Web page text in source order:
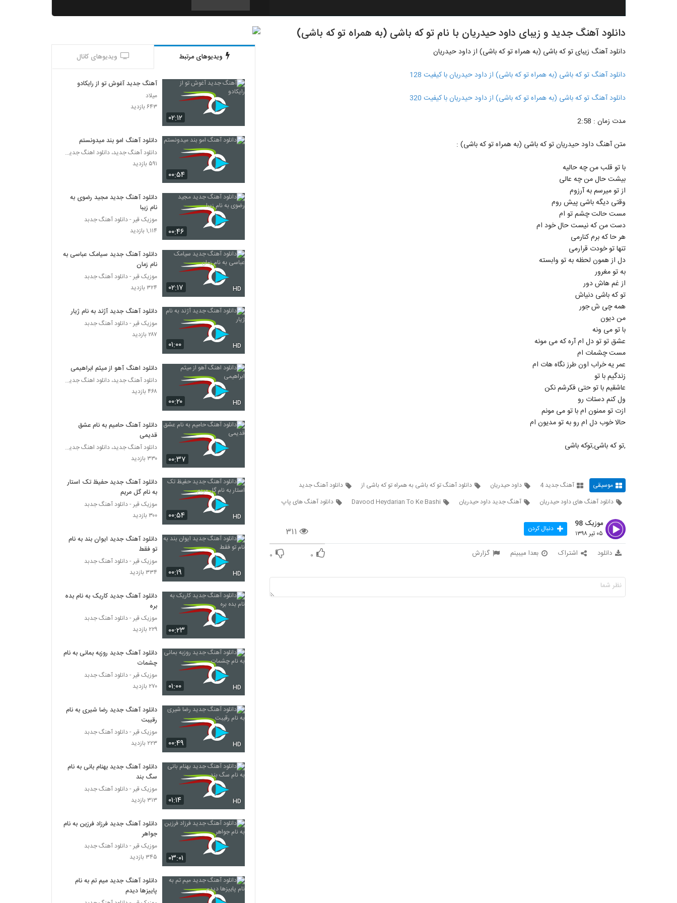
4311
آهنگ مهدی محمدولی بنام حیف
Arman Azmand Baziche
۲۸۸ بازدید
دانلود آهنگ وای از علیرضا داوری
۳۰۷ بازدید
Havaset Nist)
۲۵۸ بازدید
موزیک زیبای حس ناب از ناصر محمدی
۳۹۵ بازدید
موزیک زیبای دکترای دلبری از دادار بند
بهنام قلی پور آهنگ خدا
۳۲۴ بازدید
دانلود آهنگ جدید و زیبای بهنام قلی پور با نام
۲۷۹ بازدید
موزیک زیبای خانواده از علی پرویزی
۲۸۹ بازدید
amir ali Bayad Beri
۳۴۴ بازدید
۳۱۸ بازدید
Dj Amir Pasha Behtar Az To
۲۸۲ بازدید
آهنگ نفهمیدم چی شد از مهرشاد(پاپ)
۵۳۷ بازدید
بهزاد لیتو آهنگ بز جیبت (به همراه سپهر خلسه)
۶۹۹ بازدید
آهنگ رضا یزدانی بنام حقم نبود
۳۹۶ بازدید
آهنگ گرشا رضایی بنام دیوونه ی دیوونه
۶۰۶ بازدید
Hajian Cheshaye Naz)
۳۹۴ بازدید
آهنگ احسان مهدیان بنام دیروز
۲۸۱ بازدید
امیر تفریط آهنگ عشق منی
آهنگ معین راهبر بنام یه نفر تو زندگیمه
۴۷۰ بازدید
دانلود آهنگ جدید و زیبای مرتضی فاضل با نام
فرصت
دانلود آهنگ جدید و زیبای داود حیدریان با نام تو که باشی (به همراه تو که باشی)
دانلود آهنگ زیبای تو که باشی (به همراه تو که باشی) از داود حیدریان
دانلود آهنگ تو که باشی (به همراه تو که باشی) از داود حیدریان با کیفیت 128
دانلود آهنگ تو که باشی (به همراه تو که باشی) از داود حیدریان با کیفیت 320
مدت زمان : 2:58
متن آهنگ داود حیدریان تو که باشی (به همراه تو که باشی) :
با تو قلب من چه حالیه
بیشت حال من چه عالی
از تو میرسم به آرزوم
وقتی دیگه باشی پیش روم
مست حالت چشم تو ام
دست من که نیست حال خود ام
هر حا که برم کنارمی
تنها تو خودت قرارمی
دل از همون لحظه به تو وابسته
به تو مغرور
از غم هاش دور
تو که باشی دنیاش
همه چی ش جور
من دیون
با تو می ونه
عشق تو تو دل ام آره که می مونه
مست چشمات ام
عمر یه خراب اون طرز نگاه هات ام
زندگیم با تو
عاشقیم با تو حتی فکرشم نکن
ول کنم دستات رو
ازت تو ممنون ام با تو می مونم
حالا خوب دل ام رو به تو مدیون ام
,تو که باشی,توکه باشی
موسیقی آهنگ جدید 4 داود حیدریان دانلود آهنگ تو که باشی به همراه تو که باشی از
دانلود آهنگ جدید
دانلود آهنگ های داود حیدریان
آهنگ جدید داود حیدریان Davood Heydarian To Ke Bashi دانلود آهنگ های پاپ
۳۱۱
موزیک 98
۰۵ تیر ۱۳۹۸ دنبال کردن
دانلود اشتراک بعدا میبینم گزارش ۰ ۰
ویدیوهای مرتبط ویدیوهای کانال
۰۲:۱۲
آهنگ جدید آغوش تو از رایکادو
میلاد
۶۴۳ بازدید
۰۰:۵۴
دانلود آهنگ امو بند میدونستم
دانلود آهنگ جدید، دانلود اهنگ جدید ایرانی
۵۹۱ بازدید
۰۰:۴۶
دانلود آهنگ جدید مجید رضوی به
نام زیبا
موزیک قیر - دانلود آهنگ جدبد
۱,۱۱۴ بازدید
۰۲:۱۷ HD
دانلود آهنگ جدید سیامک عباسی به
نام زمان
موزیک قیر - دانلود آهنگ جدبد
۳۲۴ بازدید
۰۱:۰۰ HD
دانلود آهنگ جدید آژند به نام ژیار
موزیک قیر - دانلود آهنگ جدبد
۲۸۷ بازدید
۰۰:۲۰ HD
دانلود اهنگ آهو از میثم ابراهیمی
دانلود آهنگ جدید، دانلود اهنگ جدید ایرانی
۴۶۸ بازدید
۰۰:۳۷
دانلود آهنگ حامیم به نام عشق
قدیمی
دانلود آهنگ جدید، دانلود اهنگ جدید ایرانی
۳۳۰ بازدید
۰۰:۵۴ HD
دانلود آهنگ جدید حفیظ تک استار
به نام گل مریم
موزیک قیر - دانلود آهنگ جدبد
۳۰۰ بازدید
۰۰:۱۹ HD
دانلود آهنگ جدید ایوان بند به نام
تو فقط
موزیک قیر - دانلود آهنگ جدبد
۳۳۴ بازدید
۰۰:۲۳
دانلود آهنگ جدید کاریک به نام بده
بره
موزیک قیر - دانلود آهنگ جدبد
۲۲۹ بازدید
۰۱:۰۰ HD
دانلود آهنگ جدید روزبه بمانی به نام
چشمات
موزیک قیر - دانلود آهنگ جدبد
۲۷۰ بازدید
۰۰:۴۹ HD
دانلود آهنگ جدید رضا شیری به نام
رقیبت
موزیک قیر - دانلود آهنگ جدبد
۲۲۳ بازدید
۰۱:۱۴ HD
دانلود آهنگ جدید بهنام بانی به نام
سگ بند
موزیک قیر - دانلود آهنگ جدبد
۳۱۳ بازدید
۰۳:۰۱
دانلود آهنگ جدید فرزاد فرزین به نام
جواهر
موزیک قیر - دانلود آهنگ جدبد
۳۴۵ بازدید
دانلود آهنگ جدید میم تم به نام
پاییزها دیدم